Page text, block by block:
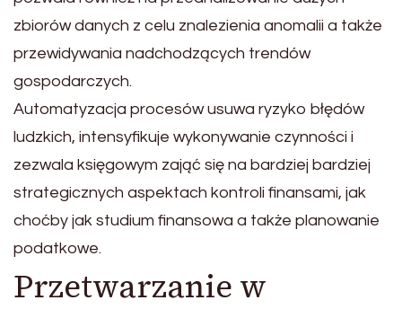
zbiorów danych z celu znalezienia anomalii a także
przewidywania nadchodzących trendów
gospodarczych.
Automatyzacja procesów usuwa ryzyko błędów
ludzkich, intensyfikuje wykonywanie czynności i
zezwala księgowym zająć się na bardziej bardziej
strategicznych aspektach kontroli finansami, jak
choćby jak studium finansowa a także planowanie
podatkowe.
Przetwarzanie w